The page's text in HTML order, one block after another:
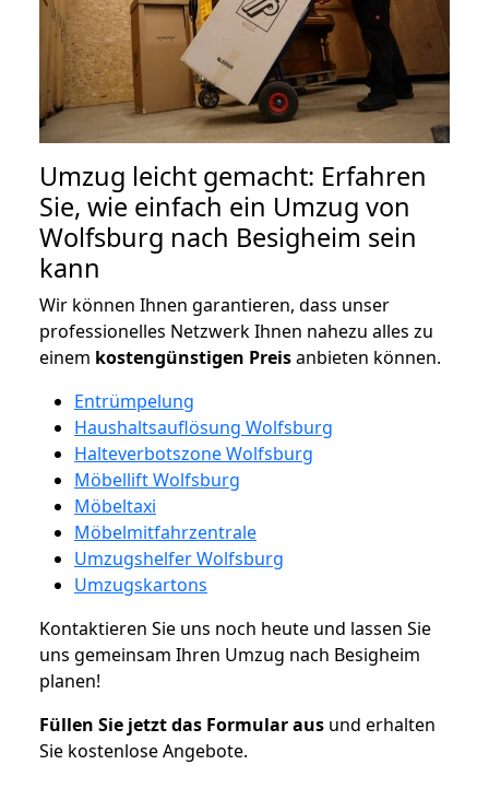
Umzug leicht gemacht: Erfahren
Sie, wie einfach ein Umzug von
Wolfsburg nach Besigheim sein
kann
Wir können Ihnen garantieren, dass unser
professionelles Netzwerk Ihnen nahezu alles zu
einem kostengünstigen Preisanbieten können.
Entrümpelung
Haushaltsauflösung Wolfsburg
Halteverbotszone Wolfsburg
Möbellift Wolfsburg
Möbeltaxi
Möbelmitfahrzentrale
Umzugshelfer Wolfsburg
Umzugskartons
Kontaktieren Sie uns noch heute und lassen Sie
uns gemeinsam Ihren Umzug nach Besigheim
planen!
Füllen Sie jetzt das Formular aus und erhalten
Sie kostenlose Angebote.